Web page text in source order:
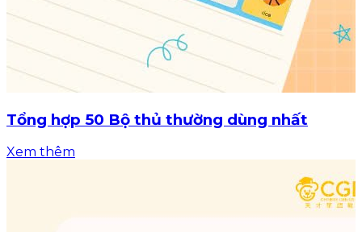
Tổng hợp 50 Bộ thủ thường dùng nhất
Xem thêm